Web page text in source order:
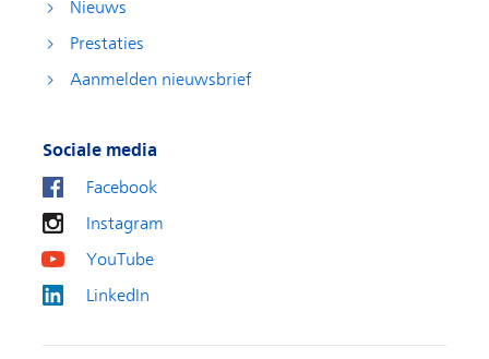
Nieuws
Prestaties
Aanmelden nieuwsbrief
Sociale media
Facebook
Instagram
YouTube
LinkedIn